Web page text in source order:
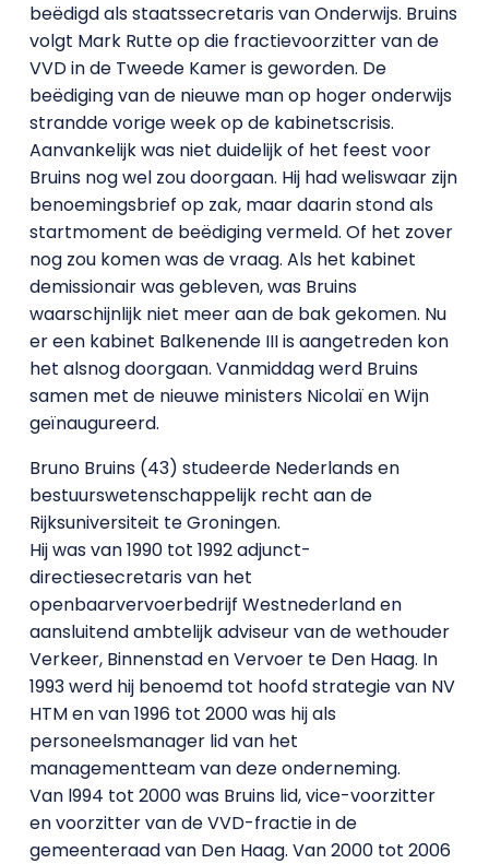
beëdigd als staatssecretaris van Onderwijs. Bruins
volgt Mark Rutte op die fractievoorzitter van de
VVD in de Tweede Kamer is geworden. De
beëdiging van de nieuwe man op hoger onderwijs
strandde vorige week op de kabinetscrisis.
Aanvankelijk was niet duidelijk of het feest voor
Bruins nog wel zou doorgaan. Hij had weliswaar zijn
benoemingsbrief op zak, maar daarin stond als
startmoment de beëdiging vermeld. Of het zover
nog zou komen was de vraag. Als het kabinet
demissionair was gebleven, was Bruins
waarschijnlijk niet meer aan de bak gekomen. Nu
er een kabinet Balkenende III is aangetreden kon
het alsnog doorgaan. Vanmiddag werd Bruins
samen met de nieuwe ministers Nicolaï en Wijn
geïnaugureerd.
Bruno Bruins (43) studeerde Nederlands en
bestuurswetenschappelijk recht aan de
Rijksuniversiteit te Groningen.
Hij was van 1990 tot 1992 adjunct-
directiesecretaris van het
openbaarvervoerbedrijf Westnederland en
aansluitend ambtelijk adviseur van de wethouder
Verkeer, Binnenstad en Vervoer te Den Haag. In
1993 werd hij benoemd tot hoofd strategie van NV
HTM en van 1996 tot 2000 was hij als
personeelsmanager lid van het
managementteam van deze onderneming.
Van l994 tot 2000 was Bruins lid, vice-voorzitter
en voorzitter van de VVD-fractie in de
gemeenteraad van Den Haag. Van 2000 tot 2006